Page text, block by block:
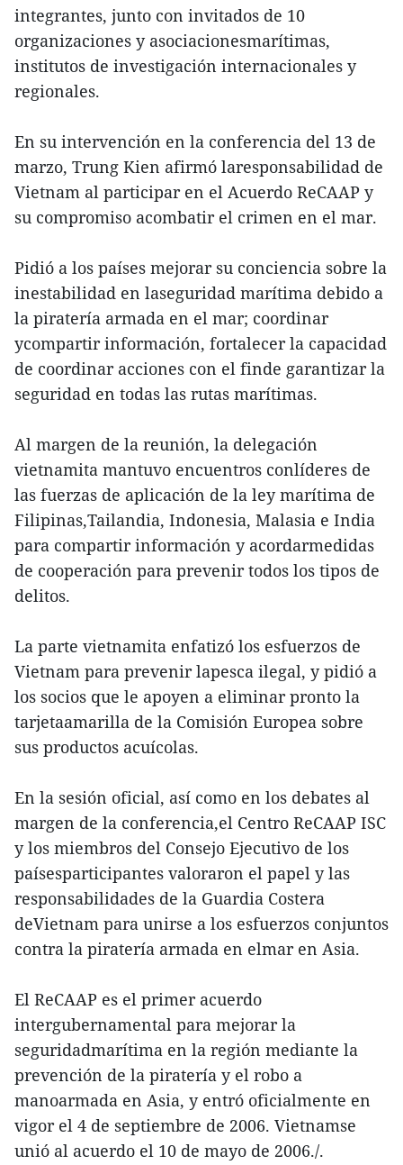
integrantes, junto con invitados de 10
organizaciones y asociacionesmarítimas,
institutos de investigación internacionales y
regionales.
En su intervención en la conferencia del 13 de
marzo, Trung Kien afirmó laresponsabilidad de
Vietnam al participar en el Acuerdo ReCAAP y
su compromiso acombatir el crimen en el mar.
Pidió a los países mejorar su conciencia sobre la
inestabilidad en laseguridad marítima debido a
la piratería armada en el mar; coordinar
ycompartir información, fortalecer la capacidad
de coordinar acciones con el finde garantizar la
seguridad en todas las rutas marítimas.
Al margen de la reunión, la delegación
vietnamita mantuvo encuentros conlíderes de
las fuerzas de aplicación de la ley marítima de
Filipinas,Tailandia, Indonesia, Malasia e India
para compartir información y acordarmedidas
de cooperación para prevenir todos los tipos de
delitos.
La parte vietnamita enfatizó los esfuerzos de
Vietnam para prevenir lapesca ilegal, y pidió a
los socios que le apoyen a eliminar pronto la
tarjetaamarilla de la Comisión Europea sobre
sus productos acuícolas.
En la sesión oficial, así como en los debates al
margen de la conferencia,el Centro ReCAAP ISC
y los miembros del Consejo Ejecutivo de los
paísesparticipantes valoraron el papel y las
responsabilidades de la Guardia Costera
deVietnam para unirse a los esfuerzos conjuntos
contra la piratería armada en elmar en Asia.
El ReCAAP es el primer acuerdo
intergubernamental para mejorar la
seguridadmarítima en la región mediante la
prevención de la piratería y el robo a
manoarmada en Asia, y entró oficialmente en
vigor el 4 de septiembre de 2006. Vietnamse
unió al acuerdo el 10 de mayo de 2006./.